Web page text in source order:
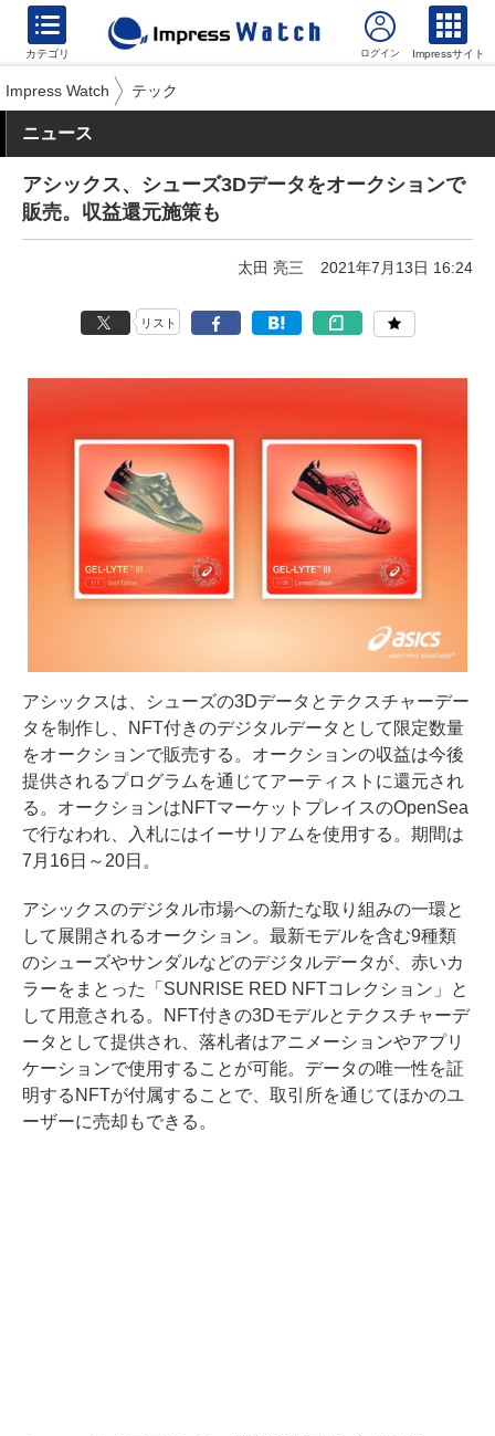
カテゴリ Impressサイト
Impress Watch テック
ニュース
アシックス、シューズ3Dデータをオークションで
販売。収益還元施策も
太田 亮三 2021年7月13日 16:24
リスト
アシックスは、シューズの3Dデータとテクスチャーデー
タを制作し、NFT付きのデジタルデータとして限定数量
をオークションで販売する。オークションの収益は今後
提供されるプログラムを通じてアーティストに還元され
る。オークションはNFTマーケットプレイスのOpenSea
で行なわれ、入札にはイーサリアムを使用する。期間は
7月16日～20日。
アシックスのデジタル市場への新たな取り組みの一環と
して展開されるオークション。最新モデルを含む9種類
のシューズやサンダルなどのデジタルデータが、赤いカ
ラーをまとった「SUNRISE RED NFTコレクション」と
して用意される。NFT付きの3Dモデルとテクスチャーデ
ータとして提供され、落札者はアニメーションやアプリ
ケーションで使用することが可能。データの唯一性を証
明するNFTが付属することで、取引所を通じてほかのユ
ーザーに売却もできる。